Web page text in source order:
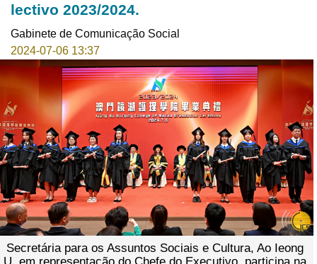
lectivo 2023/2024.
Gabinete de Comunicação Social
2024-07-06 13:37
Secretária para os Assuntos Sociais e Cultura, Ao Ieong
U, em representação do Chefe do Executivo, participa na